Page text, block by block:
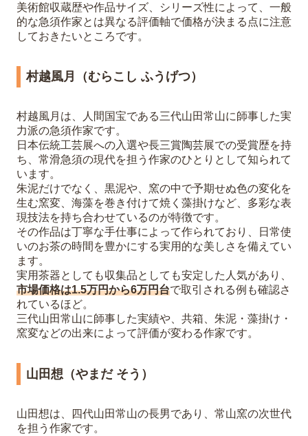
美術館収蔵歴や作品サイズ、シリーズ性によって、一般
的な急須作家とは異なる評価軸で価格が決まる点に注意
しておきたいところです。
村越風月（むらこし ふうげつ）
村越風月は、人間国宝である三代山田常山に師事した実
力派の急須作家です。
日本伝統工芸展への入選や長三賞陶芸展での受賞歴を持
ち、常滑急須の現代を担う作家のひとりとして知られて
います。
朱泥だけでなく、黒泥や、窯の中で予期せぬ色の変化を
生む窯変、海藻を巻き付けて焼く藻掛けなど、多彩な表
現技法を持ち合わせているのが特徴です。
その作品は丁寧な手仕事によって作られており、日常使
いのお茶の時間を豊かにする実用的な美しさを備えてい
ます。
実用茶器としても収集品としても安定した人気があり、
市場価格は1.5万円から6万円台で取引される例も確認さ
れているほど。
三代山田常山に師事した実績や、共箱、朱泥・藻掛け・
窯変などの出来によって評価が変わる作家です。
山田想（やまだ そう）
山田想は、四代山田常山の長男であり、常山窯の次世代
を担う作家です。